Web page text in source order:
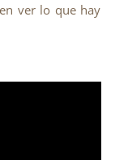
ver lo que hay